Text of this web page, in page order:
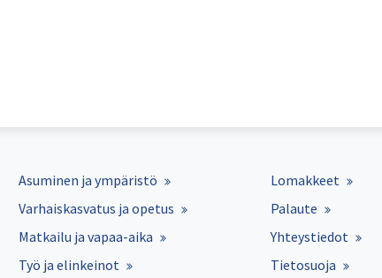
Asuminen ja ympäristö
Varhaiskasvatus ja opetus
Matkailu ja vapaa-aika
Työ ja elinkeinot
Lomakkeet
Palaute
Yhteystiedot
Tietosuoja